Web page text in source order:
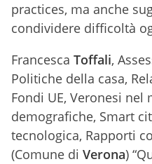
practices, ma anche
condividere difficoltà
Francesca Toffali,
Politiche della casa,
Fondi UE, Veronesi nel
demografiche, Smart
tecnologica, Rapporti
(Comune di Verona)